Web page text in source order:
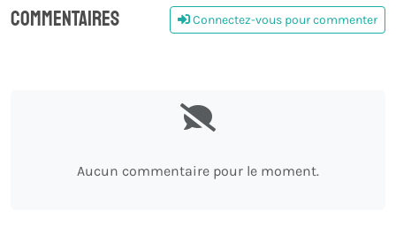
Commentaires Connectez-vous pour commenter
Aucun commentaire pour le moment.